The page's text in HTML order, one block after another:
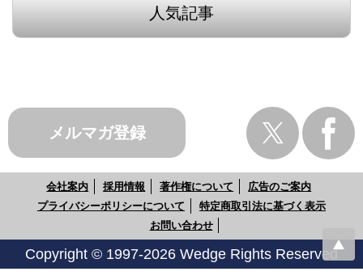
人気記事
メルマガ登録
会社案内 採用情報 著作権について
広告のご案内
プライバシーポリシーについて
特定商取引法に基づく表示
お問い合わせ
Copyright © 1997-2026 Wedge Rights Reserved